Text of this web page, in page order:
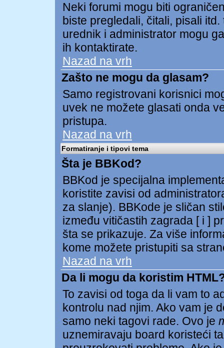
Neki forumi mogu biti
biste pregledali, čitali, pisali
urednik i administrator mogu
ih kontaktirate.
Nazad na vrh
Zašto ne mogu da glasam?
Samo registrovani korisnici
uvek ne možete glasati onda
pristupa.
Nazad na vrh
Formatiranje i tipovi tema
Šta je BBKod?
BBKod je specijalna
koristite zavisi od
za slanje). BBKode je sličan
između vitičastih zagrada [ i ]
šta se prikazuje. Za više
kome možete pristupiti sa
Nazad na vrh
Da li mogu da koristim
To zavisi od toga da li vam to
kontrolu nad njim. Ako vam je
samo neki tagovi rade. Ovo je
uznemiravaju board koristeći